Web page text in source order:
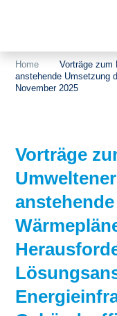
Home
Vorträge zum
anstehende Umsetzung
November 2025
Vorträge